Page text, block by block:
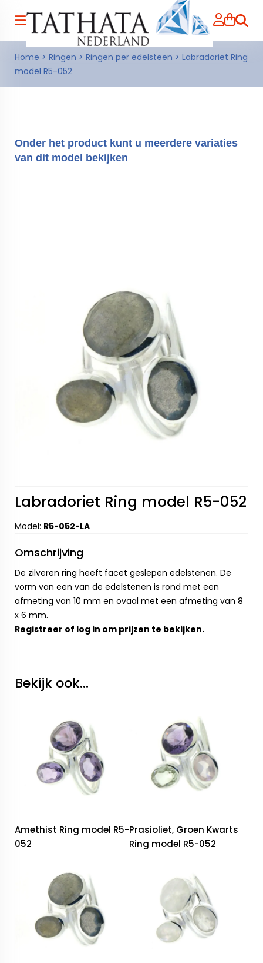
Home > Ringen > Ringen per edelsteen > Labradoriet Ring
model R5-052
Onder het product kunt u meerdere variaties
van dit model bekijken
Labradoriet Ring model R5-052
Model: R5-052-LA
Omschrijving
De zilveren ring heeft facet geslepen edelstenen. De
vorm van een van de edelstenen is rond met een
afmeting van 10 mm en ovaal met een afmeting van 8
x 6 mm.
Registreer of log in om prijzen te bekijken.
Bekijk ook...
Amethist Ring model R5-
052
Prasioliet, Groen Kwarts
Ring model R5-052